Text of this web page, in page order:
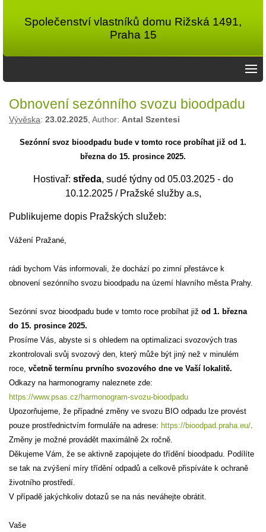
Společenství vlastníků domu Rižská 1491,
Praha 15
Obnovení sezónního svozu bioodpadu
Vývěska: 23.02.2025, Author: Antal Szentesi
Sezónní svoz bioodpadu bude v tomto roce probíhat již od 1.
března do 15. prosince 2025.
Hostivař: středa, sudé týdny od 05.03.2025 - do
10.12.2025 / Pražské služby a.s,
Publikujeme dopis Pražských služeb:
Vážení Pražané,
rádi bychom Vás informovali, že dochází po zimní přestávce k
obnovení sezónního svozu bioodpadu na území hlavního města Prahy.
Sezónní svoz bioodpadu bude v tomto roce probíhat již od 1. března
do 15. prosince 2025.
Prosíme Vás, abyste si s ohledem na optimalizaci svozových tras
zkontrolovali svůj svozový den, který může být jiný než v minulém
roce, včetně termínu prvního svozového dne ve Vaší lokalitě.
Odkazy na harmonogramy naleznete zde:
https://www.psas.cz/harmonogram-svozu-bioodpadu
Upozorňujeme, že případné změny ve svozu BIO odpadu lze provést
pouze prostřednictvím formuláře na adrese: https://bioodpad.praha.eu/.
Změny je možné provádět maximálně 2x ročně.
Děkujeme Vám, že se aktivně zapojujete do třídění bioodpadu. Podílíte
se tak na zvýšení míry třídění odpadů a celkově přispíváte k ochraně
životního prostředí.
V případě jakýchkoliv dotazů se na nás neváhejte obrátit.
Vaše